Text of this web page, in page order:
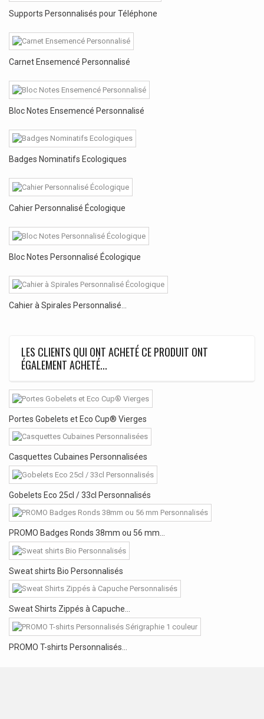
Supports Personnalisés pour Téléphone
Carnet Ensemencé Personnalisé
Bloc Notes Ensemencé Personnalisé
Badges Nominatifs Ecologiques
Cahier Personnalisé Écologique
Bloc Notes Personnalisé Écologique
Cahier à Spirales Personnalisé...
LES CLIENTS QUI ONT ACHETÉ CE PRODUIT ONT
ÉGALEMENT ACHETÉ...
Portes Gobelets et Eco Cup® Vierges
Casquettes Cubaines Personnalisées
Gobelets Eco 25cl / 33cl Personnalisés
PROMO Badges Ronds 38mm ou 56 mm...
Sweat shirts Bio Personnalisés
Sweat Shirts Zippés à Capuche...
PROMO T-shirts Personnalisés...